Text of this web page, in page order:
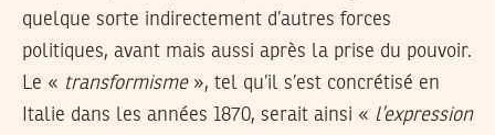
quelque sorte indirectement d’autres forces
politiques, avant mais aussi après la prise du pouvoir.
Le « transformisme», tel qu’il s’est concrétisé en
Italie dans les années 1870, serait ainsi « l’expression